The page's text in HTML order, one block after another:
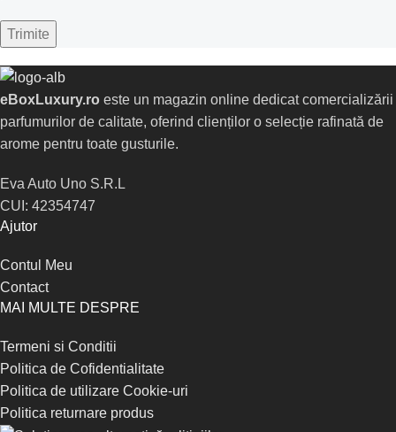
eBoxLuxury.ro este un magazin online dedicat comercializării
parfumurilor de calitate, oferind clienților o selecție rafinată de
arome pentru toate gusturile.
Eva Auto Uno S.R.L
CUI: 42354747
Ajutor
Contul Meu
Contact
MAI MULTE DESPRE
Termeni si Conditii
Politica de Cofidentialitate
Politica de utilizare Cookie-uri
Politica returnare produs